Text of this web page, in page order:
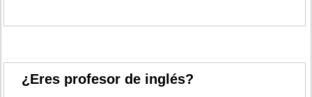
¿Eres profesor de inglés?